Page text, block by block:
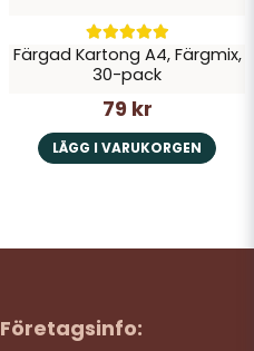
Färgad Kartong A4, Färgmix,
30-pack
79 kr
LÄGG I VARUKORGEN
Företagsinfo: